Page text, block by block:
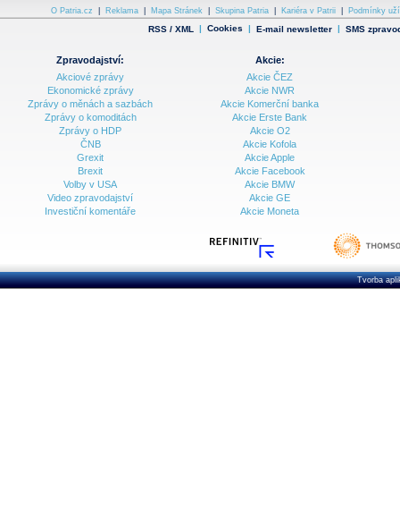
O Patria.cz Reklama Mapa Stránek Skupina Patria Kariéra v Patrii Podmínky
RSS / XML | Cookies | E-mail newsletter | SMS
Zpravodajství:
Akciové zprávy
Ekonomické zprávy
Zprávy o měnách a sazbách
Zprávy o komoditách
Zprávy o HDP
ČNB
Grexit
Brexit
Volby v USA
Video zpravodajství
Investiční komentáře
Akcie:
Akcie ČEZ
Akcie NWR
Akcie Komerční banka
Akcie Erste Bank
Akcie O2
Akcie Kofola
Akcie Apple
Akcie Facebook
Akcie BMW
Akcie GE
Akcie Moneta
Tvorba